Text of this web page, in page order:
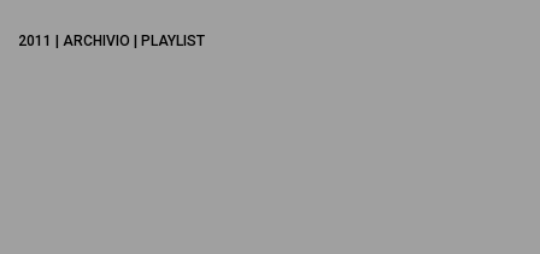
2011 | ARCHIVIO | PLAYLIST